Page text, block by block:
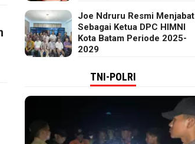
Joe Ndruru Resmi Menjabat
Sebagai Ketua DPC HIMNI
Kota Batam Periode 2025-
2029
TNI-POLRI